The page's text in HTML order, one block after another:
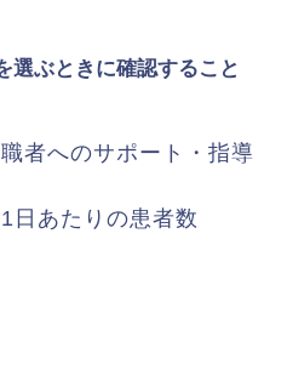
選ぶときに確認すること
者へのサポート・指導
日あたりの患者数